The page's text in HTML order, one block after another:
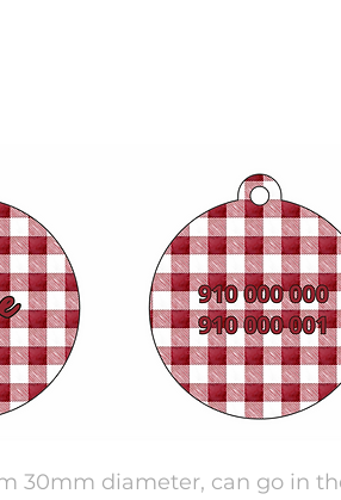
30mm diameter, can go in